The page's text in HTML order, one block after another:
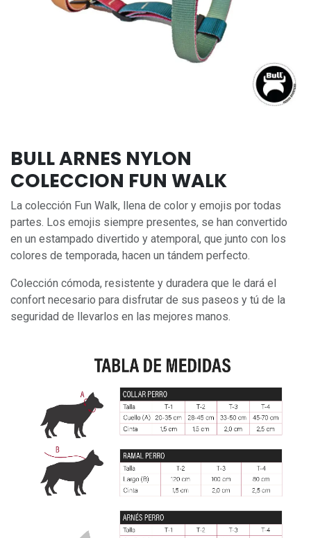
BULL ARNES NYLON
COLECCION FUN WALK
La colección Fun Walk, llena de color y emojis por todas
partes. Los emojis siempre presentes, se han convertido
en un estampado divertido y atemporal, que junto con los
colores de temporada, hacen un tándem perfecto.
Colección cómoda, resistente y duradera que le dará el
confort necesario para disfrutar de sus paseos y tú de la
seguridad de llevarlos en las mejores manos.